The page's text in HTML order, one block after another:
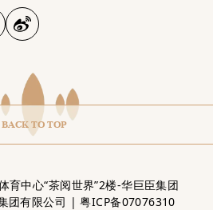
BACK TO TOP
育中心“茶阅世界”2楼-华巨臣集团
团有限公司 |粤ICP备07076310